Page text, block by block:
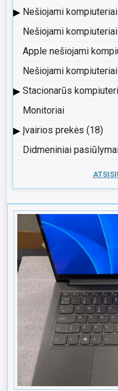
▸ Nešiojami
Nešiojami
Apple nešiojami
Nešiojami
▸ Stacionarūs
Monitoriai
▸ Įvairios prekės (18)
Didmeniniai